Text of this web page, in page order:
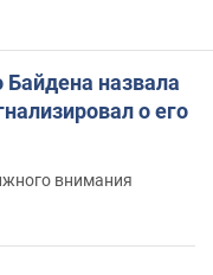
назвала
о его
внимания